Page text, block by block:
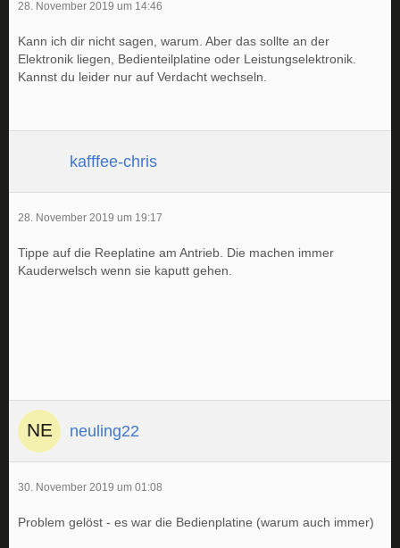
28. November 2019 um 14:46
Kann ich dir nicht sagen, warum. Aber das sollte an der
Elektronik liegen, Bedienteilplatine oder Leistungselektronik.
Kannst du leider nur auf Verdacht wechseln.
kafffee-chris
28. November 2019 um 19:17
Tippe auf die Reeplatine am Antrieb. Die machen immer
Kauderwelsch wenn sie kaputt gehen.
neuling22
30. November 2019 um 01:08
Problem gelöst - es war die Bedienplatine (warum auch immer)